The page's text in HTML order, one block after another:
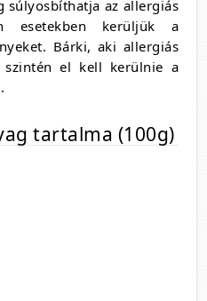
súlyosbíthatja az allergiás
esetekben kerüljük a
Bárki, aki allergiás
el kell kerülnie a
tartalma (100g)